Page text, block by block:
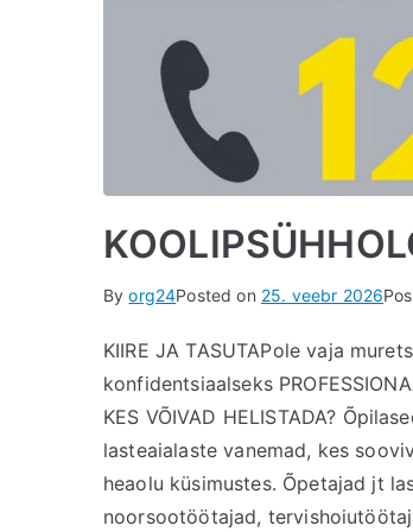
Byorg24Posted on 25. veebr 2026
KIIRE JA TASUTAPole vaja
konfidentsiaalseks
KES VÕIVAD HELISTADA?
lasteaialaste vanemad, kes
heaolu küsimustes. Õpetajad jt
noorsootöötajad,